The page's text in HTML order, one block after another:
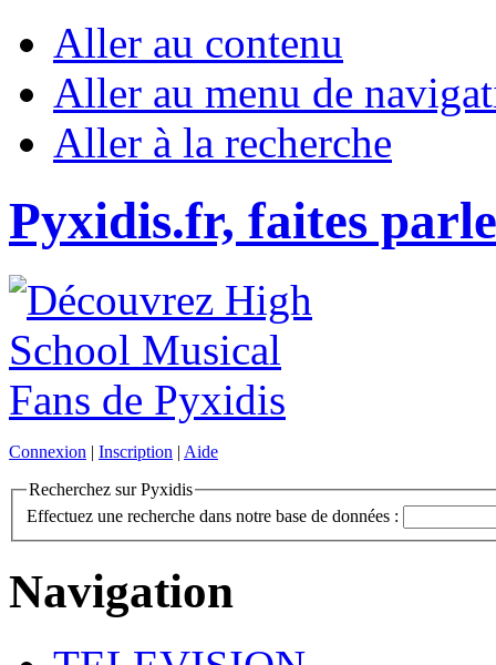
Aller au contenu
Aller au menu de
Aller à la recherche
Pyxidis.fr, faites
Connexion | Inscription | Aide
Recherchez sur Pyxidis
Effectuez une recherche dans notre base de données :
Navigation